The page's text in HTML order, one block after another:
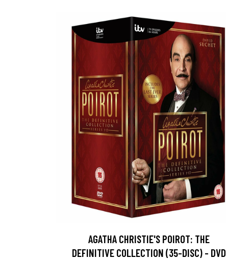
AGATHA CHRISTIE'S POIROT: THE
DEFINITIVE COLLECTION (35-DISC) - DVD